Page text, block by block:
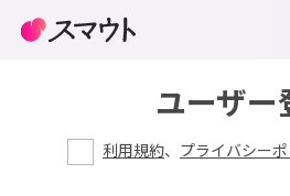
ユーザー
利用規約、 プライバシー